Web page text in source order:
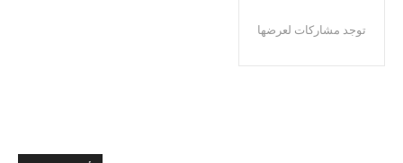
توجد مشاركات لعرضها